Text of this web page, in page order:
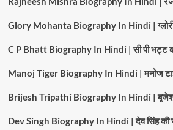
Glory Mohanta Biography In Hindi | ग्लोरी
C P Bhatt Biography In Hindi | सी पी भट्ट
Manoj Tiger Biography In Hindi | मनोज
Brijesh Tripathi Biography In Hindi | बृजेश
Dev Singh Biography In Hindi | देव सिंह की